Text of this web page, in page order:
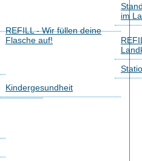
im
REFILL - Wir füllen deine
Flasche auf!
Kindergesundheit